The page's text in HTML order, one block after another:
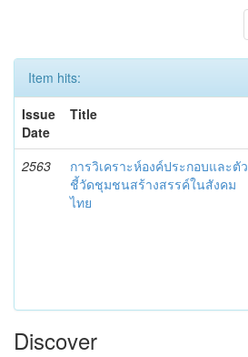
Item hits:
Issue
Date
Title
2563
การวิเคราะห์องค์ประกอบและตัว
ชี้วัดชุมชนสร้างสรรค์ในสังคม
ไทย
Discover